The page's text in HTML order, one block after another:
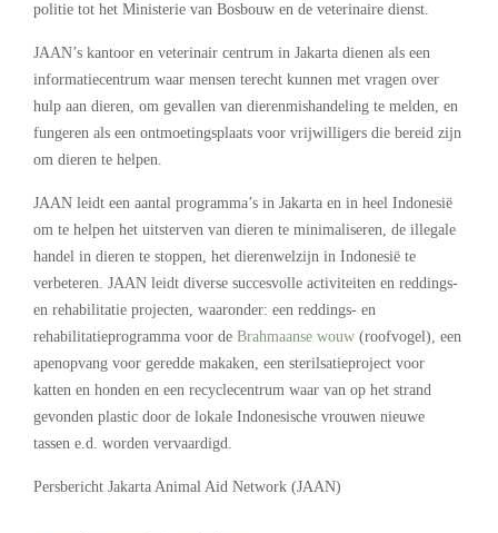
politie tot het Ministerie van Bosbouw en de veterinaire dienst.
JAAN’s kantoor en veterinair centrum in Jakarta dienen als een
informatiecentrum waar mensen terecht kunnen met vragen over
hulp aan dieren, om gevallen van dierenmishandeling te melden, en
fungeren als een ontmoetingsplaats voor vrijwilligers die bereid zijn
om dieren te helpen.
JAAN leidt een aantal programma’s in Jakarta en in heel Indonesië
om te helpen het uitsterven van dieren te minimaliseren, de illegale
handel in dieren te stoppen, het dierenwelzijn in Indonesië te
verbeteren. JAAN leidt diverse succesvolle activiteiten en reddings-
en rehabilitatie projecten, waaronder: een reddings- en
rehabilitatieprogramma voor de Brahmaanse wouw (roofvogel), een
apenopvang voor geredde makaken, een sterilsatieproject voor
katten en honden en een recyclecentrum waar van op het strand
gevonden plastic door de lokale Indonesische vrouwen nieuwe
tassen e.d. worden vervaardigd.
Persbericht Jakarta Animal Aid Network (JAAN)